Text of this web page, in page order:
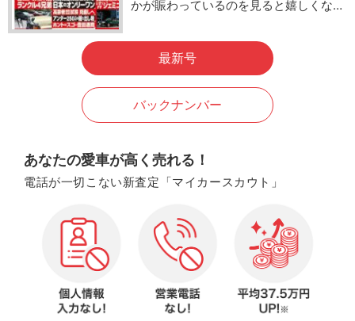
かが賑わっているのを見ると嬉しくな…
最新号
バックナンバー
あなたの愛車が高く売れる！
電話が一切こない新査定「マイカースカウト」